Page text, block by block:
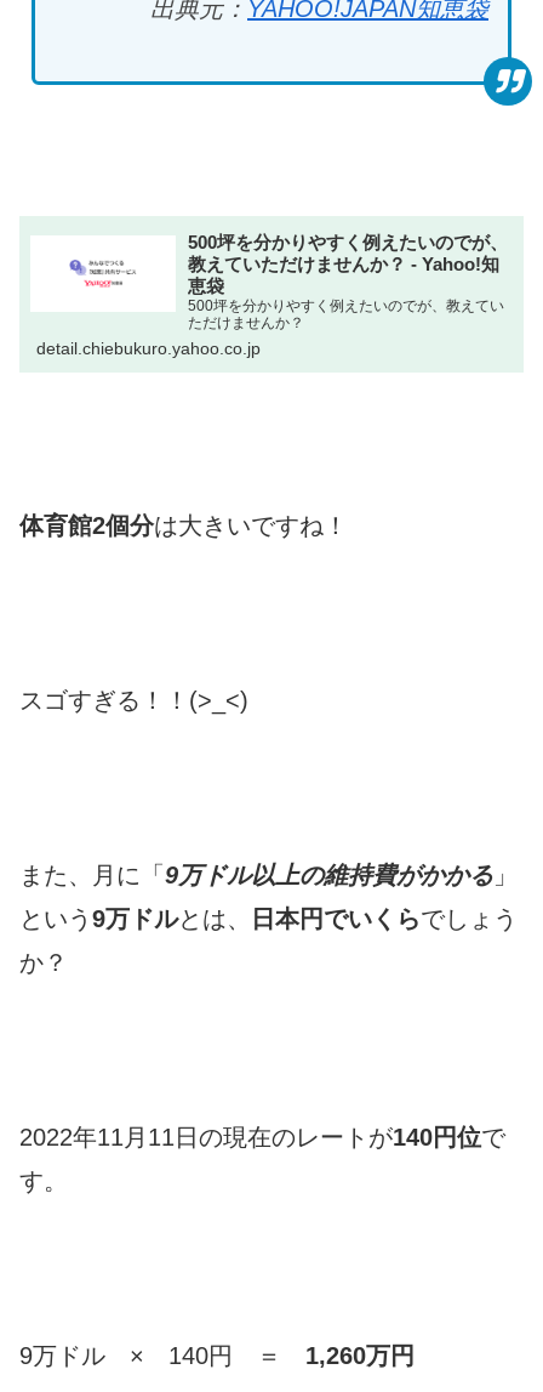
出典元： YAHOO!JAPAN知恵袋
500坪を分かりやすく例えたいのでが、
教えていただけませんか？ - Yahoo!知
恵袋
500坪を分かりやすく例えたいのでが、教えてい
ただけませんか？
detail.chiebukuro.yahoo.co.jp
体育館2個分は大きいですね！
スゴすぎる！！(>_<)
また、月に「 9万ドル以上の維持費がかかる 」
という 9万ドルとは、 日本円でいくらでしょう
か？
2022年11月11日の現在のレートが140円位で
す。
9万ドル × 140円 ＝ 1,260万円